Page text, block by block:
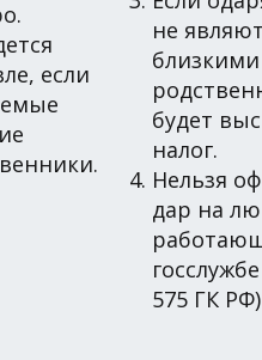
если
не
близкими
будет
налог.
Нельзя
дар на
575 ГК